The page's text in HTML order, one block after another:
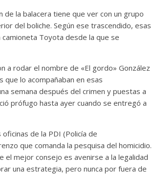
la balacera tiene que ver con un grupo
del boliche. Según ese trascendido, esas
Toyota desde la que se
a rodar el nombre de «El gordo» González
lo acompañaban en esas
semana después del crimen y puestas a
prófugo hasta ayer cuando se entregó a
de la PDI (Policía de
que comanda la pesquisa del homicidio.
mejor consejo es avenirse a la legalidad
una estrategia, pero nunca por fuera de